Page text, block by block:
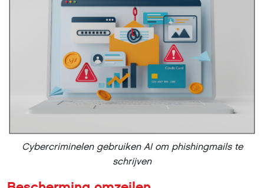
Cybercriminelen gebruiken AI om phishingmails te
schrijven
Bescherming omzeilen
Uiteraard wil OpenAI niet dat je hun chatbot misbruikt
voor kwaadaardige of onethische doeleinden, zoals
phishing. Er zijn dan ook allerlei
beschermingsmaatregelen in ChatGPT ingebouwd.